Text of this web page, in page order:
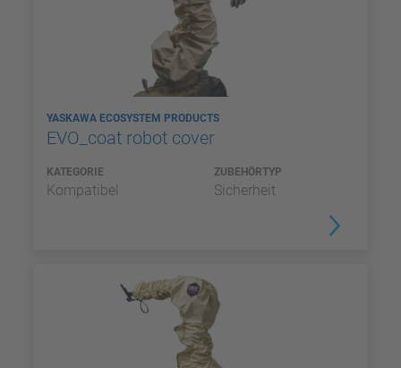
YASKAWA ECOSYSTEM PRODUCTS
EVO_coat robot cover
KATEGORIE
Kompatibel
ZUBEHÖRTYP
Sicherheit